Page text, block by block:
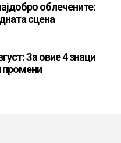
облечените:
сцена
За овие 4 знаци
промени